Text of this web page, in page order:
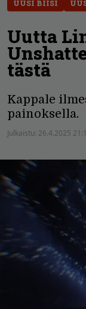
UUSI BIISI
Uutta
tästä
Kappale
painoksella.
Julkaistu: 26.4.2025